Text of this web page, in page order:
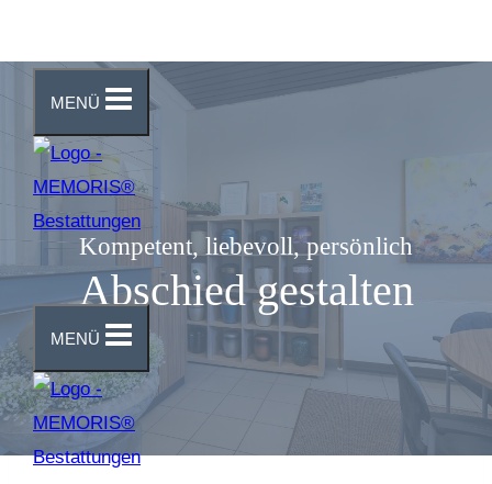
MENÜ
MENÜ
Kompetent, liebevoll, persönlich
Abschied gestalten